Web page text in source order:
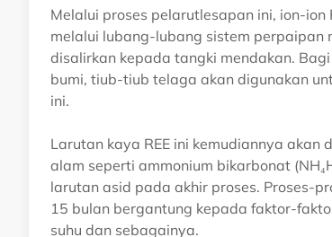
Melalui proses pelarutlesapan ini, ion-
melalui lubang-lubang sistem
disalirkan kepada tangki mendakan.
bumi, tiub-tiub telaga akan digunakan
ini.
Larutan kaya REE ini kemudiannya
alam seperti ammonium bikarbonat
larutan asid pada akhir proses. Proses-
15 bulan bergantung kepada faktor-
suhu dan sebagainya.